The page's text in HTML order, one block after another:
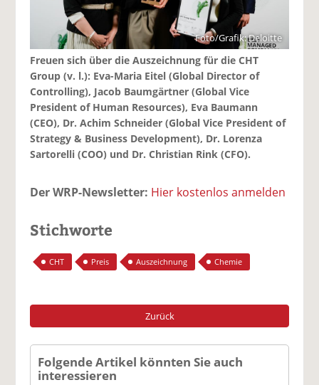
Foto/Grafik: Deloitte
Freuen sich über die Auszeichnung für die CHT
Group (v. l.): Eva-Maria Eitel (Global Director of
Controlling), Jacob Baumgärtner (Global Vice
President of Human Resources), Eva Baumann
(CEO), Dr. Achim Schneider (Global Vice President of
Strategy & Business Development), Dr. Lorenza
Sartorelli (COO) und Dr. Christian Rink (CFO).
Der WRP-Newsletter: Hier kostenlos anmelden
Stichworte
CHT Preis Auszeichnung Chemie
Zurück
Folgende Artikel könnten Sie auch
interessieren